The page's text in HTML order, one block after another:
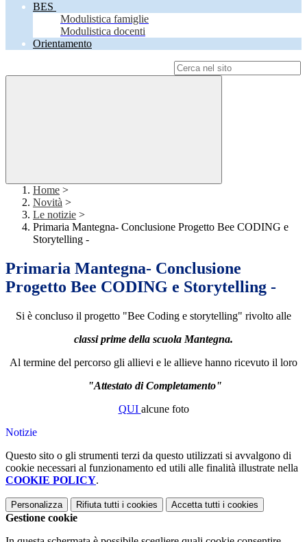
BES
Modulistica famiglie
Modulistica docenti
Orientamento
Home >
Novità >
Le notizie >
Primaria Mantegna- Conclusione Progetto Bee CODING e
Storytelling -
Primaria Mantegna- Conclusione
Progetto Bee CODING e Storytelling -
Si è concluso il progetto "Bee Coding e storytelling" rivolto alle
classi prime della scuola Mantegna.
Al termine del percorso gli allievi e le allieve hanno ricevuto il loro
"Attestato di Completamento"
QUI alcune foto
Notizie
Questo sito o gli strumenti terzi da questo utilizzati si avvalgono di
cookie necessari al funzionamento ed utili alle finalità illustrate nella
COOKIE POLICY.
Personalizza Rifiuta tutti i cookies Accetta tutti i cookies
Gestione cookie